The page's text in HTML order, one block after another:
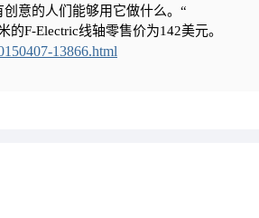
意的人们能够用它做什么。“
F-Electric线轴零售价为142美元。
13866.html